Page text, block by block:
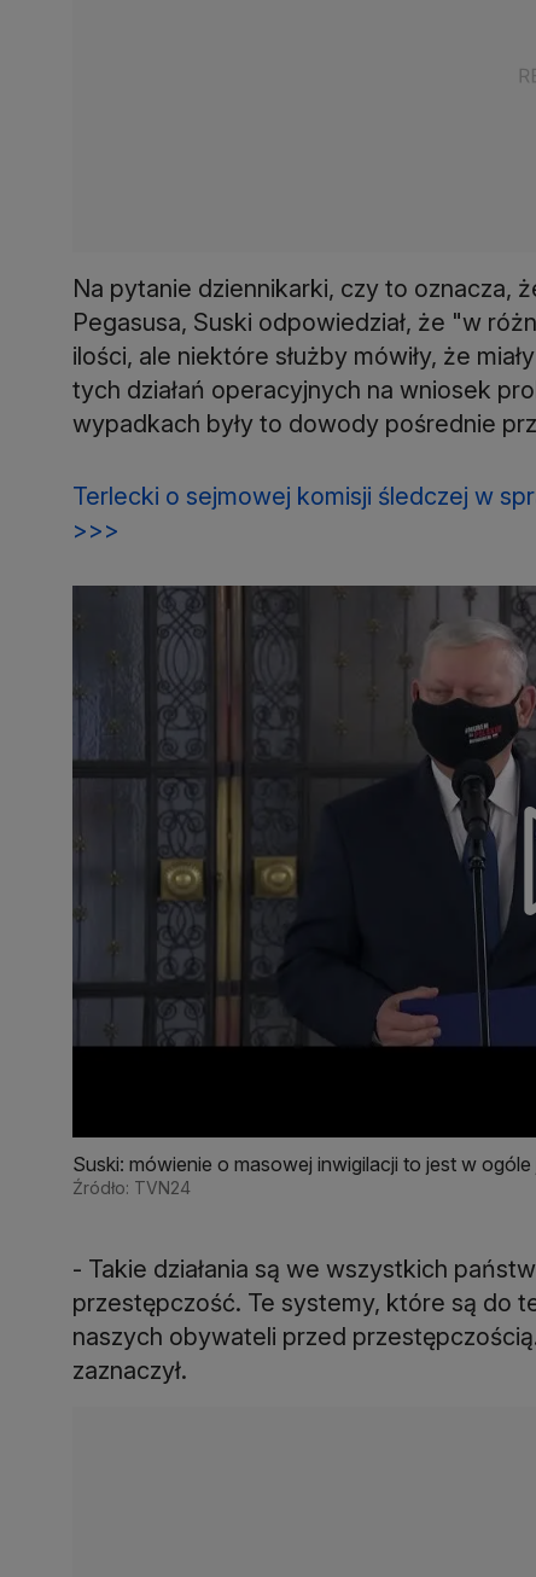
Na pytanie dziennikarki, czy to oznacza,
Pegasusa, Suski odpowiedział, że "w
ilości, ale niektóre służby mówiły, że
tych działań operacyjnych na wniosek
wypadkach były to dowody pośrednie
Terlecki o sejmowej komisji śledczej w
>>>
Suski: mówienie o masowej inwigilacji to jest w
Źródło: TVN24
- Takie działania są we wszystkich
przestępczość. Te systemy, które są do
naszych obywateli przed
zaznaczył.